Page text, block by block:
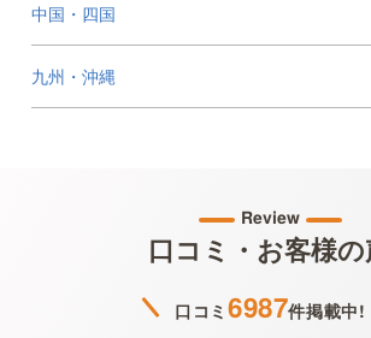
中国・四国
九州・沖縄
Review
口コミ・お客様
口コミ6987件掲載中!